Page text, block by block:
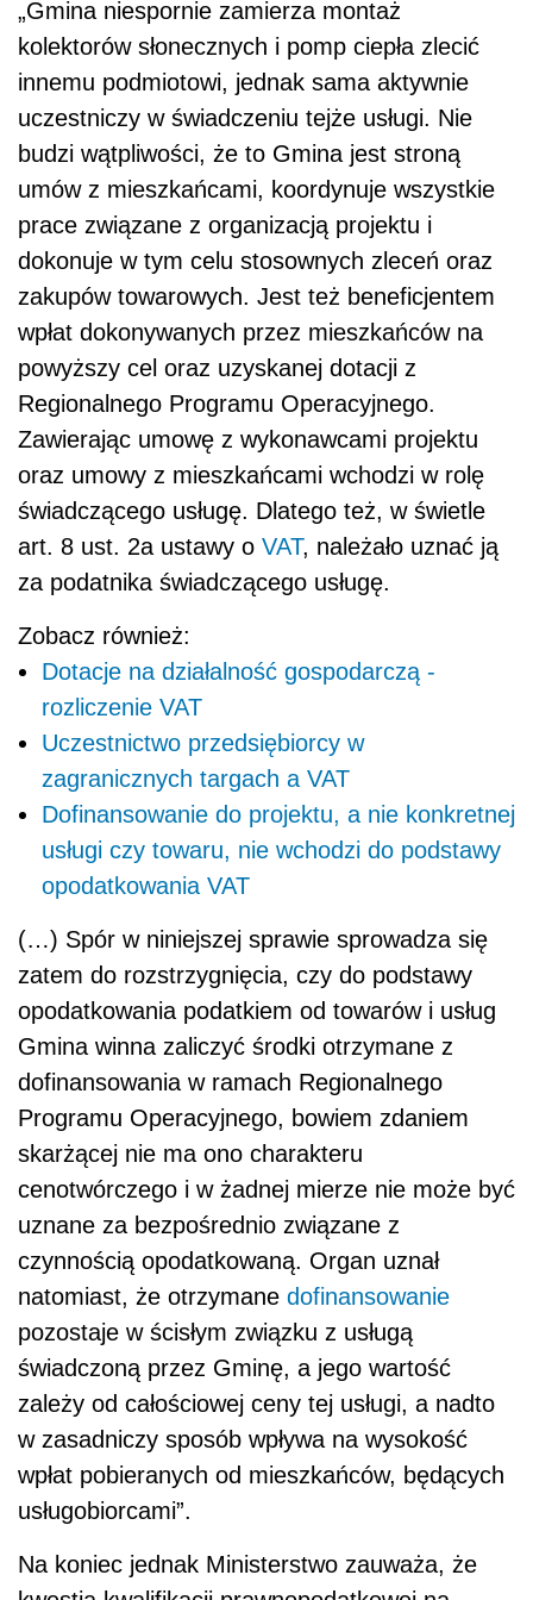
„Gmina niespornie zamierza montaż
kolektorów słonecznych i pomp ciepła zlecić
innemu podmiotowi, jednak sama aktywnie
uczestniczy w świadczeniu tejże usługi. Nie
budzi wątpliwości, że to Gmina jest stroną
umów z mieszkańcami, koordynuje wszystkie
prace związane z organizacją projektu i
dokonuje w tym celu stosownych zleceń oraz
zakupów towarowych. Jest też beneficjentem
wpłat dokonywanych przez mieszkańców na
powyższy cel oraz uzyskanej dotacji z
Regionalnego Programu Operacyjnego.
Zawierając umowę z wykonawcami projektu
oraz umowy z mieszkańcami wchodzi w rolę
świadczącego usługę. Dlatego też, w świetle
art. 8 ust. 2a ustawy o VAT, należało uznać ją
za podatnika świadczącego usługę.
Zobacz również:
Dotacje na działalność gospodarczą -
rozliczenie VAT
Uczestnictwo przedsiębiorcy w
zagranicznych targach a VAT
Dofinansowanie do projektu, a nie konkretnej
usługi czy towaru, nie wchodzi do podstawy
opodatkowania VAT
(…) Spór w niniejszej sprawie sprowadza się
zatem do rozstrzygnięcia, czy do podstawy
opodatkowania podatkiem od towarów i usług
Gmina winna zaliczyć środki otrzymane z
dofinansowania w ramach Regionalnego
Programu Operacyjnego, bowiem zdaniem
skarżącej nie ma ono charakteru
cenotwórczego i w żadnej mierze nie może być
uznane za bezpośrednio związane z
czynnością opodatkowaną. Organ uznał
natomiast, że otrzymane dofinansowanie
pozostaje w ścisłym związku z usługą
świadczoną przez Gminę, a jego wartość
zależy od całościowej ceny tej usługi, a nadto
w zasadniczy sposób wpływa na wysokość
wpłat pobieranych od mieszkańców, będących
usługobiorcami”.
Na koniec jednak Ministerstwo zauważa, że